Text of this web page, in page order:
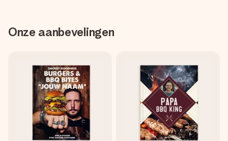
Onze aanbevelingen